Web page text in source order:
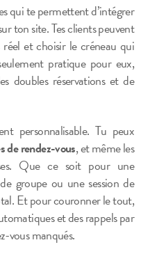
qui te permettent d’intégrer
ton site. Tes clients peuvent
et choisir le créneau qui
pratique pour eux,
doubles réservations et de
personnalisable. Tu peux
de rendez-vous, et même les
Que ce soit pour une
groupe ou une session de
Et pour couronner le tout,
et des rappels par
vous manqués.